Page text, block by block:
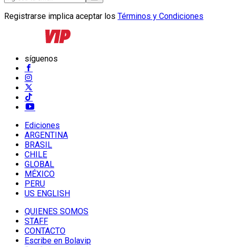
Registrarse implica aceptar los Términos y Condiciones
síguenos
Ediciones
ARGENTINA
BRASIL
CHILE
GLOBAL
MÉXICO
PERU
US ENGLISH
QUIENES SOMOS
STAFF
CONTACTO
Escribe en Bolavip